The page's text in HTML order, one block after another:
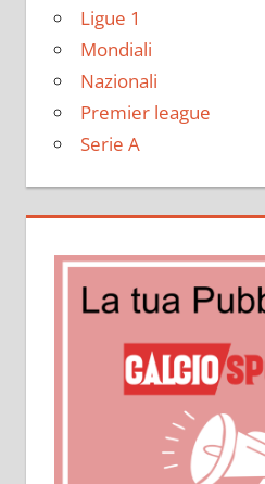
Ligue 1
Mondiali
Nazionali
Premier league
Serie A